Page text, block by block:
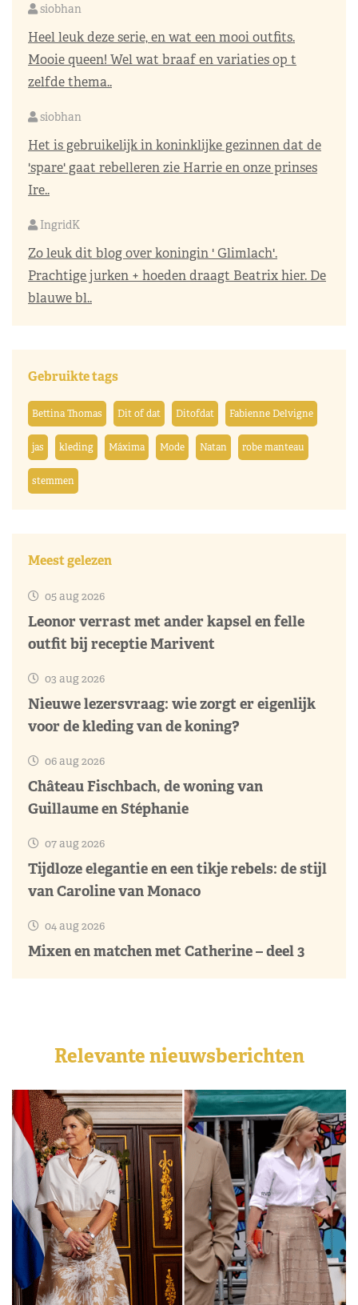
siobhan
Heel leuk deze serie, en wat een mooi outfits.
Mooie queen! Wel wat braaf en variaties op t
zelfde thema..
siobhan
Het is gebruikelijk in koninklijke gezinnen dat de
'spare' gaat rebelleren zie Harrie en onze prinses
Ire..
IngridK
Zo leuk dit blog over koningin ' Glimlach'.
Prachtige jurken + hoeden draagt Beatrix hier. De
blauwe bl..
Gebruikte tags
Bettina Thomas Dit of dat Ditofdat Fabienne Delvigne
jas kleding Máxima Mode Natan robe manteau
stemmen
Meest gelezen
05 aug 2026
Leonor verrast met ander kapsel en felle
outfit bij receptie Marivent
03 aug 2026
Nieuwe lezersvraag: wie zorgt er eigenlijk
voor de kleding van de koning?
06 aug 2026
Château Fischbach, de woning van
Guillaume en Stéphanie
07 aug 2026
Tijdloze elegantie en een tikje rebels: de stijl
van Caroline van Monaco
04 aug 2026
Mixen en matchen met Catherine – deel 3
Relevante nieuwsberichten